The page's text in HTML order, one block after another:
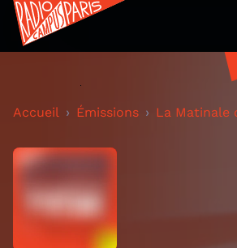
Accueil Émissions La Matinale